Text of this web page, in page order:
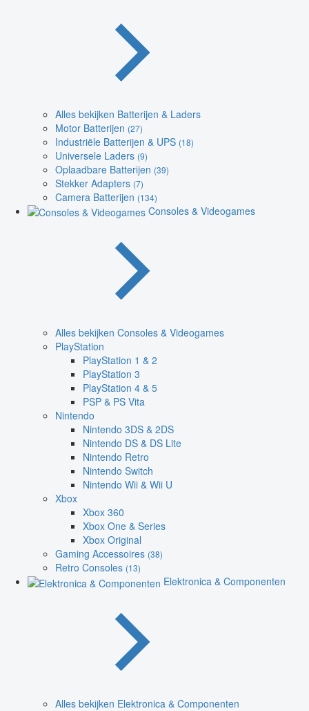
Alles bekijken Batterijen & Laders
Motor Batterijen (27)
Industriële Batterijen & UPS (18)
Universele Laders (9)
Oplaadbare Batterijen (39)
Stekker Adapters (7)
Camera Batterijen (134)
Consoles & Videogames
Alles bekijken Consoles & Videogames
PlayStation
PlayStation 1 & 2
PlayStation 3
PlayStation 4 & 5
PSP & PS Vita
Nintendo
Nintendo 3DS & 2DS
Nintendo DS & DS Lite
Nintendo Retro
Nintendo Switch
Nintendo Wii & Wii U
Xbox
Xbox 360
Xbox One & Series
Xbox Original
Gaming Accessoires (38)
Retro Consoles (13)
Elektronica & Componenten
Alles bekijken Elektronica & Componenten